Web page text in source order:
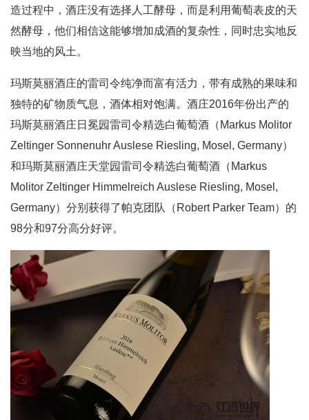
造过程中，酒庄没有选择人工酵母，而是利用葡萄表皮的天
然酵母，他们相信这能够增加成酒的复杂性，同时忠实地反
映当地的风土。
玛斯莫丽酒庄的雷司令纯净而富有活力，带有成熟的果味和
独特的矿物质气息，酒体相对饱满。酒庄2016年份出产的
玛斯莫丽酒庄日冕园雷司令精选白葡萄酒（Markus Molitor
Zeltinger Sonnenuhr Auslese Riesling, Mosel, Germany）
和玛斯莫丽酒庄天堂园雷司令精选白葡萄酒（Markus
Molitor Zeltinger Himmelreich Auslese Riesling, Mosel,
Germany）分别获得了帕克团队（Robert Parker Team）的
98分和97分高分好评。